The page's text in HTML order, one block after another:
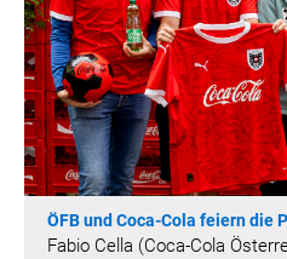
ALFIES
HANNERSBERG
WILHELM-EXNER-MEDAILLEN
ADMIRAL SPORTWETTEN
EWP RECYCLING PFAND ÖSTERREICH
ANNEMARIE CHARITY
IMPERIAL MARKETS
ÖFB und Coca-Cola feiern die
Fabio Cella (Coca-Cola